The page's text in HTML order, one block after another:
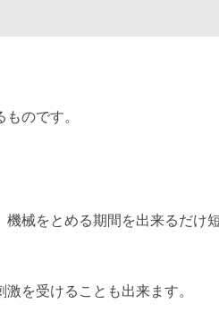
のです。
械をとめる期間を出来るだけ
を受けることも出来ます。